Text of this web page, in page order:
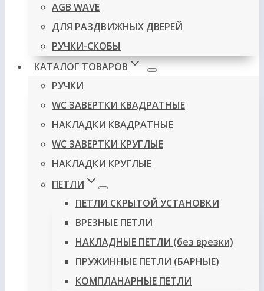
AGB WAVE
ДЛЯ РАЗДВИЖНЫХ ДВЕРЕЙ
РУЧКИ-СКОБЫ
КАТАЛОГ ТОВАРОВ
РУЧКИ
WC ЗАВЕРТКИ КВАДРАТНЫЕ
НАКЛАДКИ КВАДРАТНЫЕ
WC ЗАВЕРТКИ КРУГЛЫЕ
НАКЛАДКИ КРУГЛЫЕ
ПЕТЛИ
ПЕТЛИ СКРЫТОЙ УСТАНОВКИ
ВРЕЗНЫЕ ПЕТЛИ
НАКЛАДНЫЕ ПЕТЛИ (без врезки)
ПРУЖИННЫЕ ПЕТЛИ (БАРНЫЕ)
КОМПЛАНАРНЫЕ ПЕТЛИ